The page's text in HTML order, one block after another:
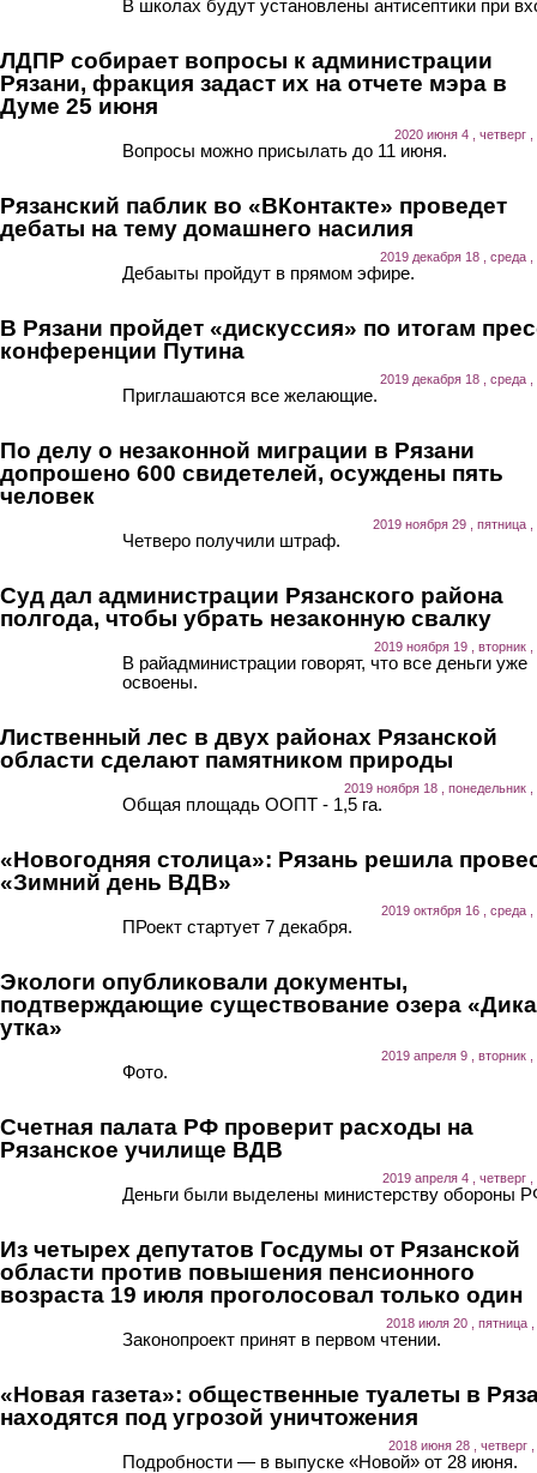
В школах будут установлены антисептики при
ЛДПР собирает вопросы к администрации
Рязани, фракция задаст их на отчете мэра в
Думе 25 июня
2020 июня 4 , четверг ,
Вопросы можно присылать до 11 июня.
Рязанский паблик во «ВКонтакте» проведет
дебаты на тему домашнего насилия
2019 декабря 18 , среда ,
Дебаыты пройдут в прямом эфире.
В Рязани пройдет «дискуссия» по итогам
конференции Путина
2019 декабря 18 , среда ,
Приглашаются все желающие.
По делу о незаконной миграции в Рязани
допрошено 600 свидетелей, осуждены пять
человек
2019 ноября 29 , пятница ,
Четверо получили штраф.
Суд дал администрации Рязанского района
полгода, чтобы убрать незаконную свалку
2019 ноября 19 , вторник ,
В райадминистрации говорят, что все деньги уже
освоены.
Лиственный лес в двух районах Рязанской
области сделают памятником природы
2019 ноября 18 , понедельник ,
Общая площадь ООПТ - 1,5 га.
«Новогодняя столица»: Рязань решила
«Зимний день ВДВ»
2019 октября 16 , среда ,
ПРоект стартует 7 декабря.
Экологи опубликовали документы,
подтверждающие существование озера
утка»
2019 апреля 9 , вторник ,
Фото.
Счетная палата РФ проверит расходы на
Рязанское училище ВДВ
2019 апреля 4 , четверг ,
Деньги были выделены министерству обороны
Из четырех депутатов Госдумы от Рязанской
области против повышения пенсионного
возраста 19 июля проголосовал только один
2018 июля 20 , пятница ,
Законопроект принят в первом чтении.
«Новая газета»: общественные туалеты в
находятся под угрозой уничтожения
2018 июня 28 , четверг ,
Подробности — в выпуске «Новой» от 28 июня.